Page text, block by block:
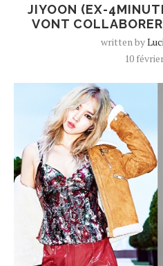
JIYOON (EX-
VONT
written by
10